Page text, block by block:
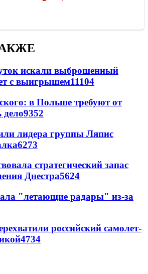
искали выброшенный
с выигрышем11104
в Польше требуют от
дело9352
лидера группы Ляпис
6273
стратегический запас
Днестра5624
"летающие радары" из-за
российский самолет-
4734